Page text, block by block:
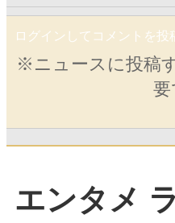
ログインしてコメントを投
※ニュースに投稿
要
エンタメ